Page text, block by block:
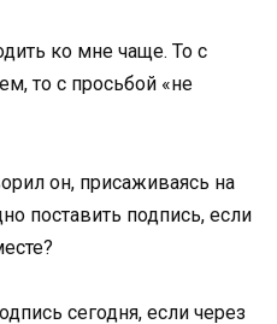
ко мне чаще. То с
то с просьбой «не
он, присаживаясь на
поставить подпись, если
сегодня, если через